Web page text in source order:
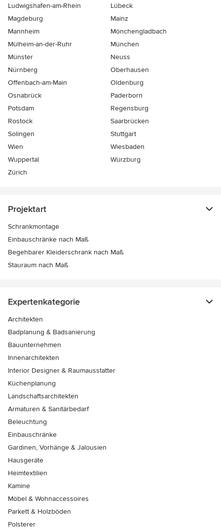
Ludwigshafen-am-Rhein
Lübeck
Magdeburg
Mainz
Mannheim
Mönchen­gladbach
Mülheim-an-der-Ruhr
München
Münster
Neuss
Nürnberg
Oberhausen
Offenbach-am-Main
Oldenburg
Osnabrück
Paderborn
Potsdam
Regensburg
Rostock
Saarbrücken
Solingen
Stuttgart
Wien
Wiesbaden
Wuppertal
Würzburg
Zürich
Projektart
Schrankmontage
Einbauschränke nach Maß
Begehbarer Kleiderschrank nach Maß
Stauraum nach Maß
Expertenkategorie
Architekten
Badplanung & Badsanierung
Bauunternehmen
Innenarchitekten
Interior Designer & Raumausstatter
Küchenplanung
Landschaftsarchitekten
Armaturen & Sanitärbedarf
Beleuchtung
Einbauschränke
Gardinen, Vorhänge & Jalousien
Hausgeräte
Heimtextilien
Kamine
Möbel & Wohnaccessoires
Parkett & Holzböden
Polsterer